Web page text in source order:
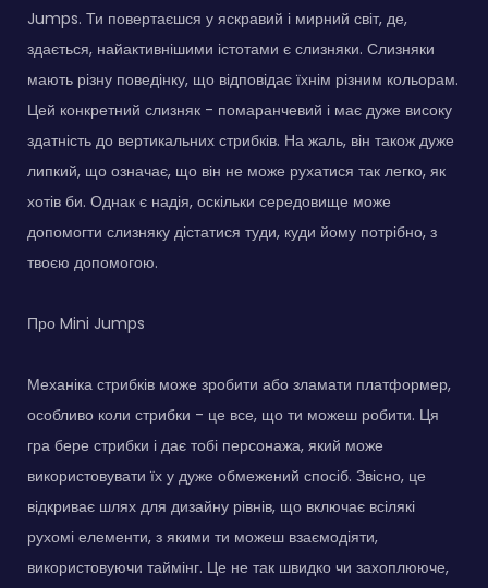
Jumps. Ти повертаєшся у яскравий і мирний світ, де,
здається, найактивнішими істотами є слизняки. Слизняки
мають різну поведінку, що відповідає їхнім різним кольорам.
Цей конкретний слизняк - помаранчевий і має дуже високу
здатність до вертикальних стрибків. На жаль, він також дуже
липкий, що означає, що він не може рухатися так легко, як
хотів би. Однак є надія, оскільки середовище може
допомогти слизняку дістатися туди, куди йому потрібно, з
твоєю допомогою.
Про Mini Jumps
Механіка стрибків може зробити або зламати платформер,
особливо коли стрибки - це все, що ти можеш робити. Ця
гра бере стрибки і дає тобі персонажа, який може
використовувати їх у дуже обмежений спосіб. Звісно, це
відкриває шлях для дизайну рівнів, що включає всілякі
рухомі елементи, з якими ти можеш взаємодіяти,
використовуючи таймінг. Це не так швидко чи захоплююче,